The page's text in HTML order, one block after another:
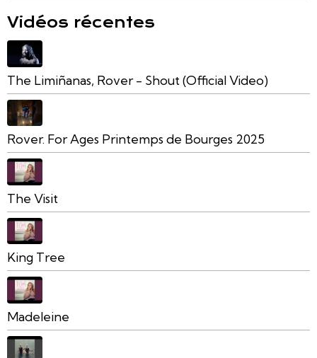
Vidéos récentes
The Limiñanas, Rover - Shout (Official Video)
Rover. For Ages Printemps de Bourges 2025
The Visit
King Tree
Madeleine